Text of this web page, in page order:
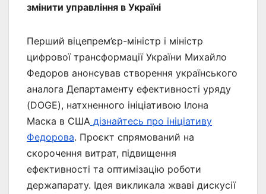
змінити управління в Україні
Перший віцепрем’єр-міністр і міністр
цифрової трансформації України Михайло
Федоров анонсував створення українського
аналога Департаменту ефективності уряду
(DOGE), натхненного ініціативою Ілона
Маска в США дізнайтесь про ініціативу
Федорова. Проєкт спрямований на
скорочення витрат, підвищення
ефективності та оптимізацію роботи
держапарату. Ідея викликала жваві дискусії